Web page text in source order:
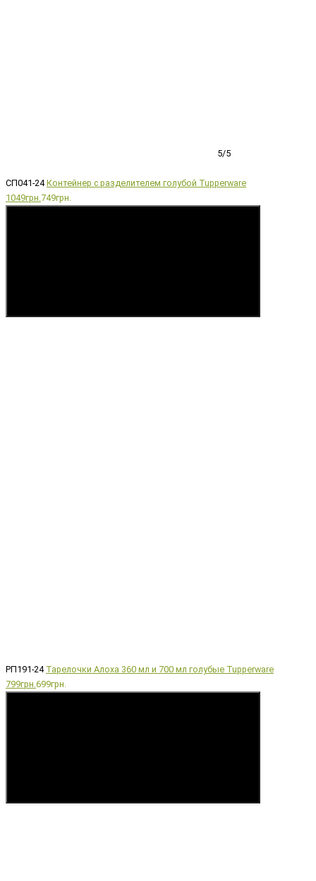
5/5
СП041-24 Контейнер с разделителем голубой Tupperware
1049грн.749грн.
РП191-24 Тарелочки Алоха 360 мл и 700 мл голубые Tupperware
799грн.699грн.